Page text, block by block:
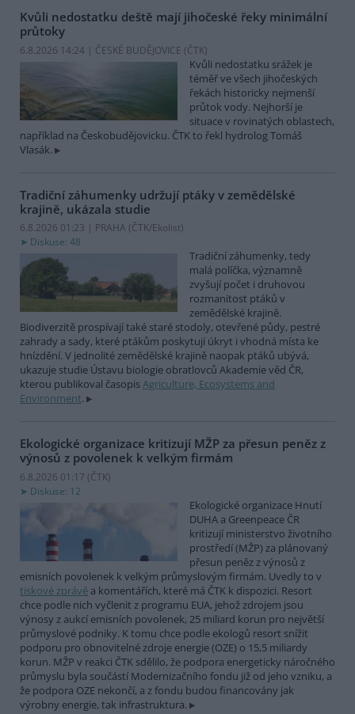
Kvůli nedostatku deště mají jihočeské řeky minimální
průtoky
6.8.2026 14:24 | ČESKÉ BUDĚJOVICE (ČTK)
Kvůli nedostatku srážek je
téměř ve všech jihočeských
řekách historicky nejmenší
průtok vody. Nejhorší je
situace v rovinatých oblastech,
například na Českobudějovicku. ČTK to řekl hydrolog Tomáš
Vlasák.
Tradiční záhumenky udržují ptáky v zemědělské
krajině, ukázala studie
6.8.2026 01:23 | PRAHA (ČTK/Ekolist)
Diskuse: 48
Tradiční záhumenky, tedy
malá políčka, významně
zvyšují počet i druhovou
rozmanitost ptáků v
zemědělské krajině.
Biodiverzitě prospívají také staré stodoly, otevřené půdy, pestré
zahrady a sady, které ptákům poskytují úkryt i vhodná místa ke
hnízdění. V jednolité zemědělské krajině naopak ptáků ubývá,
ukazuje studie Ústavu biologie obratlovců Akademie věd ČR,
kterou publikoval časopisAgriculture, Ecosystems and
Environment.
Ekologické organizace kritizují MŽP za přesun peněz z
výnosů z povolenek k velkým firmám
6.8.2026 01:17 (ČTK)
Diskuse: 12
Ekologické organizace Hnutí
DUHA a Greenpeace ČR
kritizují ministerstvo životního
prostředí (MŽP) za plánovaný
přesun peněz z výnosů z
emisních povolenek k velkým průmyslovým firmám. Uvedly to v
tiskové zprávě a komentářích, které má ČTK k dispozici. Resort
chce podle nich vyčlenit z programu EUA, jehož zdrojem jsou
výnosy z aukcí emisních povolenek, 25 miliard korun pro největší
průmyslové podniky. K tomu chce podle ekologů resort snížit
podporu pro obnovitelné zdroje energie (OZE) o 15,5 miliardy
korun. MŽP v reakci ČTK sdělilo, že podpora energeticky náročného
průmyslu byla součástí Modernizačního fondu již od jeho vzniku, a
že podpora OZE nekončí, a z fondu budou financovány jak
výrobny energie, tak infrastruktura.